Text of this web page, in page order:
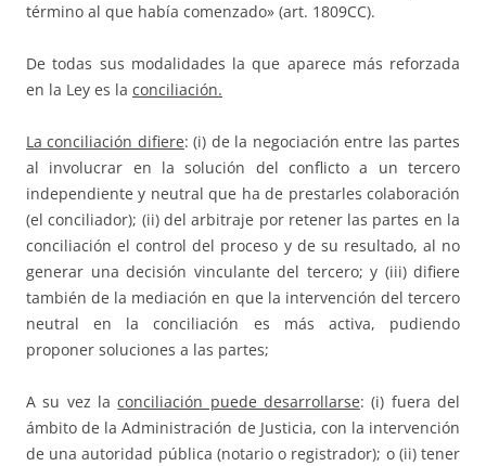
término al que había comenzado» (art. 1809CC).
De todas sus modalidades la que aparece más reforzada
en la Ley es la conciliación.
La conciliación difiere: (i) de la negociación entre las partes
al involucrar en la solución del conflicto a un tercero
independiente y neutral que ha de prestarles colaboración
(el conciliador); (ii) del arbitraje por retener las partes en la
conciliación el control del proceso y de su resultado, al no
generar una decisión vinculante del tercero; y (iii) difiere
también de la mediación en que la intervención del tercero
neutral en la conciliación es más activa, pudiendo
proponer soluciones a las partes;
A su vez laconciliación puede desarrollarse: (i) fuera del
ámbito de la Administración de Justicia, con la intervención
de una autoridad pública (notario o registrador); o (ii) tener